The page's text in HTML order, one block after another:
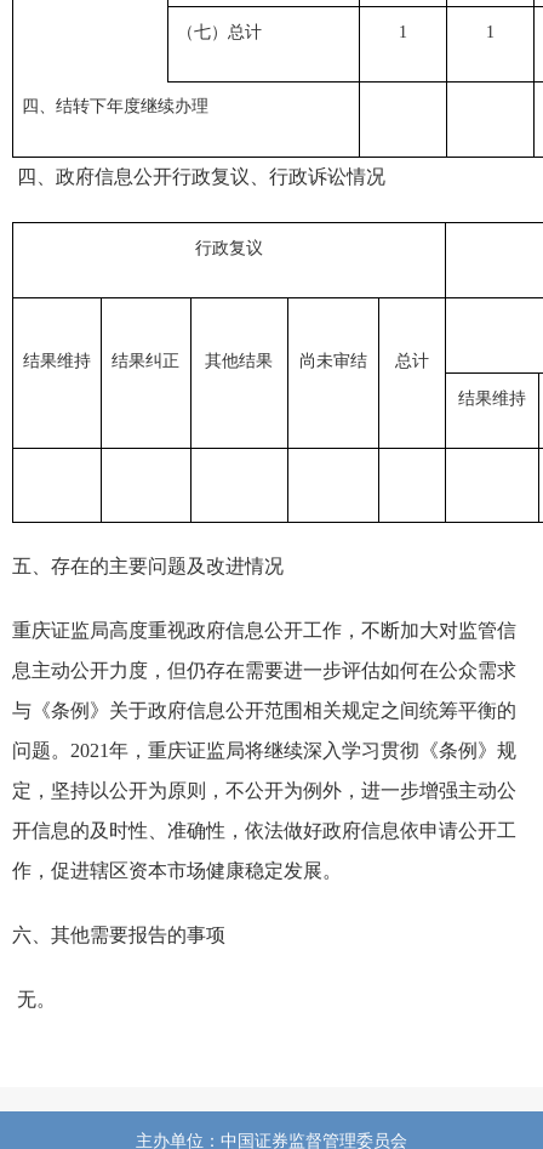
（七）总计 1 1
四、结转下年度继续办理
四、 政府信息公开行政复议、行政诉讼情况
行政复议
结果维持 结果纠正 其他结果 尚未审结 总计
结果维持
五、 存在的主要问题及改进情况
重庆证监局高度重视政府信息公开工作，不断加大对监管信
息主动公开力度，但仍存在需要进一步评估如何在公众需求
与《条例》关于政府信息公开范围相关规定之间统筹平衡的
问题。 2021年，重庆证监局将继续深入学习贯彻《条例》规
定，坚持以公开为原则，不公开为例外，进一步增强主动公
开信息的及时性、准确性，依法做好政府信息依申请公开工
作，促进辖区资本市场健康稳定发展。
六、 其他需要报告的事项
无。
主办单位：中国证券监督管理委员会